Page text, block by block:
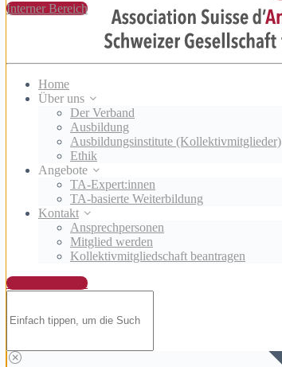
Interner Bereich
Home
Über uns
Der Verband
Ausbildung
Ausbildungsinstitute (Kollektivmitglieder)
Ethik
Angebote
TA-Expert:innen
TA-basierte Weiterbildung
Kontakt
Ansprechpersonen
Mitglied werden
Kollektivmitgliedschaft beantragen
Interner Bereich